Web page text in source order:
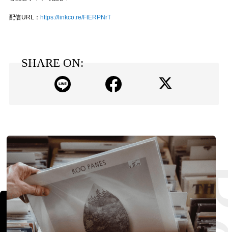
配信URL： https://linkco.re/FtERPNrT
SHARE ON: